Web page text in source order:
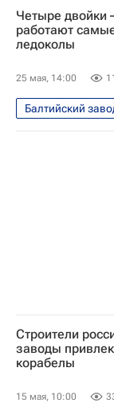
Объединенная
Четыре двойки
работают
ледоколы
25 мая, 14:00
Балтийский
Морская
Строители
заводы
корабелы
15 мая, 10:00